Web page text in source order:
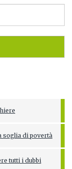
soglia di povertà
tutti i dubbi